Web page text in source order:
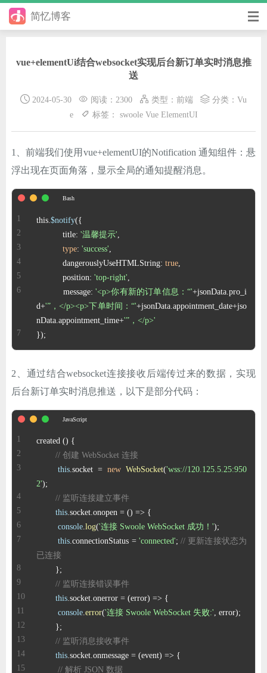
简忆博客
前端
后端
日记
其它
在线工具
优秀个人博客
省钱帮
ChatGPT
登录
vue+elementUi结合websocket实现后台新订单实时消息推
送
2024-05-30 阅读：2300 类型： 前端 分类： Vu
e
标签： swoole Vue ElementUI
1、前端我们使用vue+elementUI的Notification 通知组件：悬
浮出现在页面角落，显示全局的通知提醒消息。
this. $notify
	   title:
'温馨提示'
type: 'success'
	   dangerouslyUseHTMLString:
true
	   position:
'top-right'
	   message:
'<p>你有新的订单信息：“'+jsonData.pro_i
d+'”，</p><p>下单时间：“'+jsonData.appointment_date+jso
nData.appointment_time+'”，</p>'
});
2、通过结合websocket连接接收后端传过来的数据，实现
后台新订单实时消息推送，以下是部分代码：
// 创建 WebSocket 连接
this.socket = new WebSocket('wss://120.125.5.25:950
2'
// 监听连接建立事件
this.socket.onopen = () =>
console.log('连接 Swoole WebSocket 成功！'
this.connectionStatus = 'connected'; // 更新连接状态为
已连接
// 监听连接错误事件
this.socket.onerror = (error) =>
console.error('连接 Swoole WebSocket 失败:'
// 监听消息接收事件
this.socket.onmessage = (event) =>
// 解析 JSON 数据